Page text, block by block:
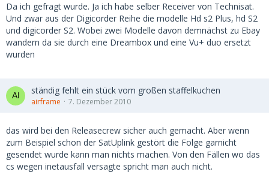
Da ich gefragt wurde. Ja ich habe selber Receiver von Technisat.
Und zwar aus der Digicorder Reihe die modelle Hd s2 Plus, hd S2
und digicorder S2. Wobei zwei Modelle davon demnächst zu Ebay
wandern da sie durch eine Dreambox und eine Vu+ duo ersetzt
wurden
ständig fehlt ein stück vom großen staffelkuchen
airframe 7. Dezember 2010
das wird bei den Releasecrew sicher auch gemacht. Aber wenn
zum Beispiel schon der SatUplink gestört die Folge garnicht
gesendet wurde kann man nichts machen. Von den Fällen wo das
cs wegen inetausfall versagte spricht man auch nicht.